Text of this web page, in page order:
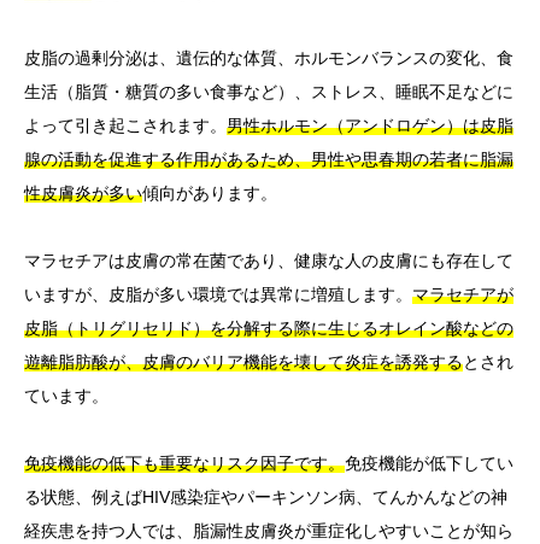
皮脂の過剰分泌は、遺伝的な体質、ホルモンバランスの変化、食
生活（脂質・糖質の多い食事など）、ストレス、睡眠不足などに
よって引き起こされます。 男性ホルモン（アンドロゲン）は皮脂
腺の活動を促進する作用があるため、男性や思春期の若者に脂漏
性皮膚炎が多い傾向があります。
マラセチアは皮膚の常在菌であり、健康な人の皮膚にも存在して
いますが、皮脂が多い環境では異常に増殖します。 マラセチアが
皮脂（トリグリセリド）を分解する際に生じるオレイン酸などの
遊離脂肪酸が、皮膚のバリア機能を壊して炎症を誘発するとされ
ています。
免疫機能の低下も重要なリスク因子です。免疫機能が低下してい
る状態、例えばHIV感染症やパーキンソン病、てんかんなどの神
経疾患を持つ人では、脂漏性皮膚炎が重症化しやすいことが知ら